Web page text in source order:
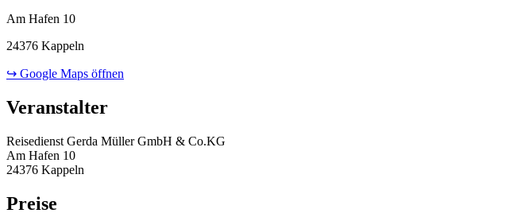
Am Hafen 10
24376 Kappeln
↪ Google Maps öffnen
Veranstalter
Reisedienst Gerda Müller GmbH & Co.KG
Am Hafen 10
24376 Kappeln
Preise